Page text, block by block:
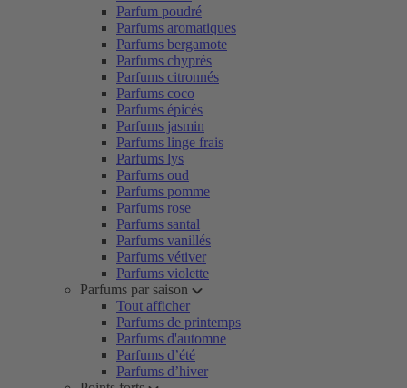
Parfum poudré
Parfums aromatiques
Parfums bergamote
Parfums chyprés
Parfums citronnés
Parfums coco
Parfums épicés
Parfums jasmin
Parfums linge frais
Parfums lys
Parfums oud
Parfums pomme
Parfums rose
Parfums santal
Parfums vanillés
Parfums vétiver
Parfums violette
Parfums par saison
Tout afficher
Parfums de printemps
Parfums d'automne
Parfums d’été
Parfums d’hiver